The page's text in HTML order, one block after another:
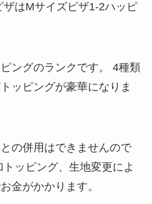
ザはMサイズピザ1-2ハッピ
ングのランクです。
4種類
ッピングが豪華になりま
の併用はできませんので
トッピング、生地変更によ
金がかかります。